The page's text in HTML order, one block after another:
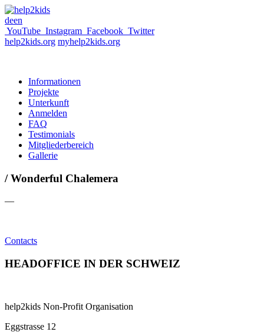
deen
YouTube Instagram Facebook Twitter
help2kids.org myhelp2kids.org
Informationen
Projekte
Unterkunft
Anmelden
FAQ
Testimonials
Mitgliederbereich
Gallerie
/ Wonderful Chalemera
—
Contacts
HEADOFFICE IN DER SCHWEIZ
help2kids Non-Profit Organisation
Eggstrasse 12